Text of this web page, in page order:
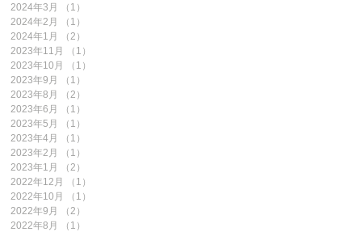
2024年3月
（1）
2024年2月
（1）
2024年1月
（2）
2023年11月
（1）
2023年10月
（1）
2023年9月
（1）
2023年8月
（2）
2023年6月
（1）
2023年5月
（1）
2023年4月
（1）
2023年2月
（1）
2023年1月
（2）
2022年12月
（1）
2022年10月
（1）
2022年9月
（2）
2022年8月
（1）